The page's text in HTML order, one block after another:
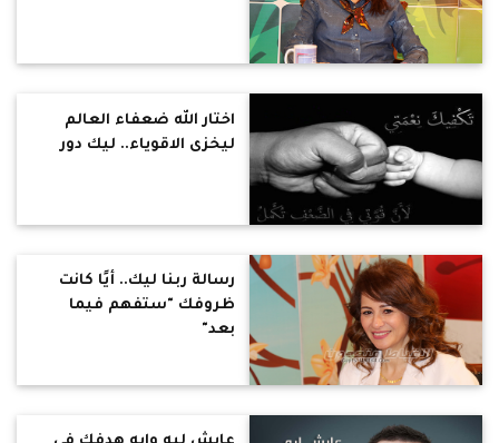
اختار الله ضعفاء العالم
ليخزى الاقوياء.. ليك دور
رسالة ربنا ليك.. أيًا كانت
ظروفك "ستفهم فيما
بعد"